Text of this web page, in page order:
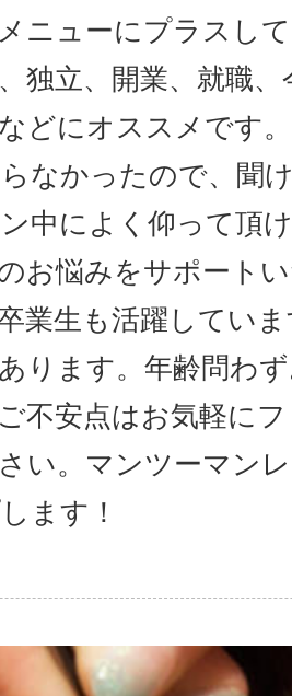
ニューにプラスし
独立、開業、就職
どにオススメです
なかったので、聞
中によく仰って頂
お悩みをサポート
業生も活躍してい
ります。年齢問わ
不安点はお気軽に
い。マンツーマン
ます！